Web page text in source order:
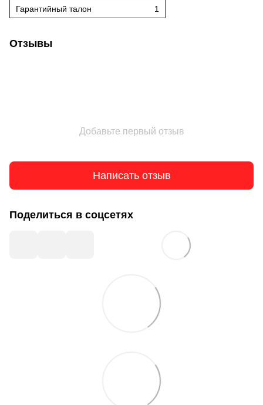
Гарантийный талон
1
Отзывы
Добавьте первый отзыв
Написать отзыв
Поделиться в соцсетях